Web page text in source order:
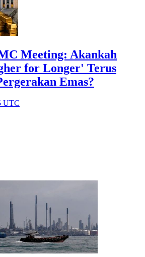
Meeting: Akankah
for Longer' Terus
Emas?
UTC